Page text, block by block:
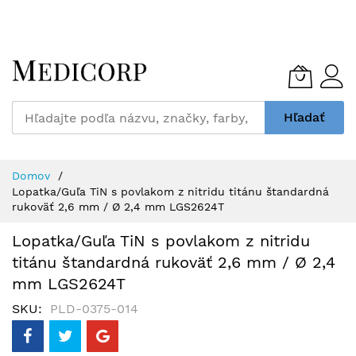
to
Content
Hľadať
Domov
Lopatka/Guľa TiN s povlakom z nitridu titánu štandardná
rukoväť 2,6 mm / Ø 2,4 mm LGS2624T
Lopatka/Guľa TiN s povlakom z nitridu
titánu štandardná rukoväť 2,6 mm / Ø 2,4
mm LGS2624T
SKU PLD-0375-014